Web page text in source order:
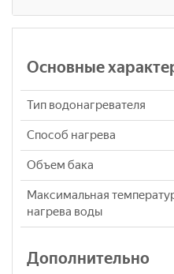
Основные
Тип водонагревателя
Способ нагрева
Объем бака
Максимальная
нагрева воды
Дополнительно